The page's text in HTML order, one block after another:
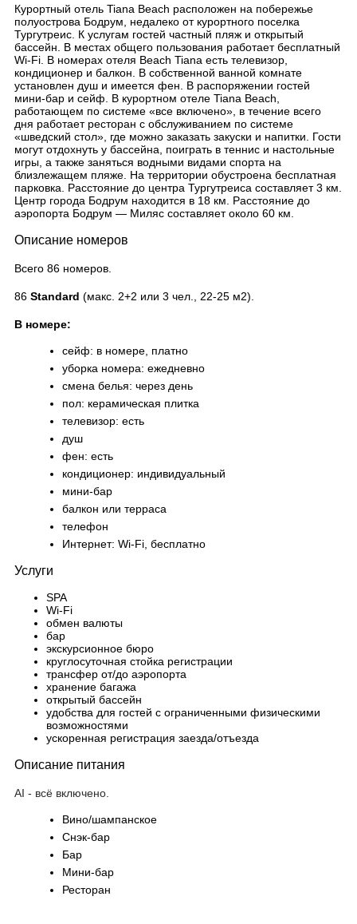
Курортный отель Tiana Beach расположен на побережье
полуострова Бодрум, недалеко от курортного поселка
Тургутреис. К услугам гостей частный пляж и открытый
бассейн. В местах общего пользования работает бесплатный
Wi-Fi. В номерах отеля Beach Tiana есть телевизор,
кондиционер и балкон. В собственной ванной комнате
установлен душ и имеется фен. В распоряжении гостей
мини-бар и сейф. В курортном отеле Tiana Beach,
работающем по системе «все включено», в течение всего
дня работает ресторан с обслуживанием по системе
«шведский стол», где можно заказать закуски и напитки. Гости
могут отдохнуть у бассейна, поиграть в теннис и настольные
игры, а также заняться водными видами спорта на
близлежащем пляже. На территории обустроена бесплатная
парковка. Расстояние до центра Тургутреиса составляет 3 км.
Центр города Бодрум находится в 18 км. Расстояние до
аэропорта Бодрум — Миляс составляет около 60 км.
Описание номеров
Всего 86 номеров.
86 Standard (макс. 2+2 или 3 чел., 22-25 м2).
В номере:
сейф: в номере, платно
уборка номера: ежедневно
смена белья: через день
пол: керамическая плитка
телевизор: есть
душ
фен: есть
кондиционер: индивидуальный
мини-бар
балкон или терраса
телефон
Интернет: Wi-Fi, бесплатно
Услуги
SPA
Wi-Fi
обмен валюты
бар
экскурсионное бюро
круглосуточная стойка регистрации
трансфер от/до аэропорта
хранение багажа
открытый бассейн
удобства для гостей с ограниченными физическими
возможностями
ускоренная регистрация заезда/отъезда
Описание питания
AI - всё включено.
Вино/шампанское
Снэк-бар
Бар
Мини-бар
Ресторан